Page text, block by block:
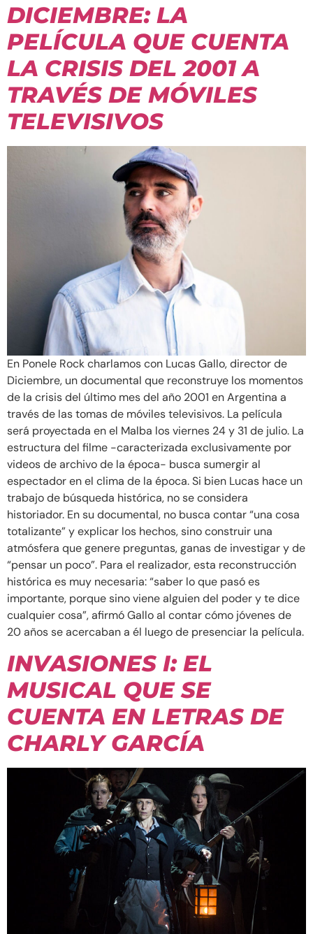
DICIEMBRE: LA
PELÍCULA QUE CUENTA
LA CRISIS DEL 2001 A
TRAVÉS DE MÓVILES
TELEVISIVOS
En Ponele Rock charlamos con Lucas Gallo, director de
Diciembre, un documental que reconstruye los momentos
de la crisis del último mes del año 2001 en Argentina a
través de las tomas de móviles televisivos. La película
será proyectada en el Malba los viernes 24 y 31 de julio. La
estructura del filme -caracterizada exclusivamente por
videos de archivo de la época- busca sumergir al
espectador en el clima de la época. Si bien Lucas hace un
trabajo de búsqueda histórica, no se considera
historiador. En su documental, no busca contar “una cosa
totalizante” y explicar los hechos, sino construir una
atmósfera que genere preguntas, ganas de investigar y de
“pensar un poco”. Para el realizador, esta reconstrucción
histórica es muy necesaria: “saber lo que pasó es
importante, porque sino viene alguien del poder y te dice
cualquier cosa”, afirmó Gallo al contar cómo jóvenes de
20 años se acercaban a él luego de presenciar la película.
INVASIONES I: EL
MUSICAL QUE SE
CUENTA EN LETRAS DE
CHARLY GARCÍA